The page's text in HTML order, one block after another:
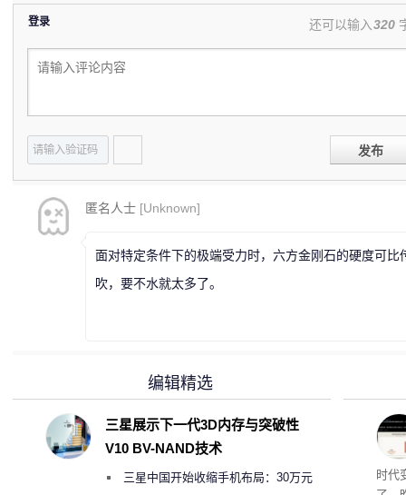
登录 还可以输入320
发布
匿名人士 [Unknown]
面对特定条件下的极端受力时，六方金刚石的硬度可
吹，要不水就太多了。
时代
编辑精选
三星展示下一代3D内存与突破性
V10 BV-NAND技术
三星中国开始收缩手机布局：30万元